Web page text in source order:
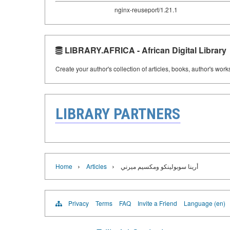
nginx-reuseport/1.21.1
LIBRARY.AFRICA - African Digital Library
Create your author's collection of articles, books, author's
LIBRARY PARTNERS
Home › Articles › أرينا سوبولينكو ومكسيم ميرني
Privacy Terms FAQ Invite a Friend Language (en)